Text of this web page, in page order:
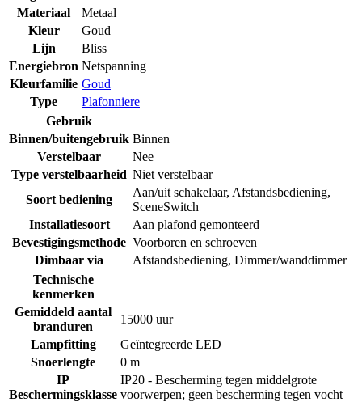
Materiaal
Metaal
Kleur
Goud
Lijn
Bliss
Energiebron Netspanning
Kleurfamilie Goud
Type
Plafonniere
Gebruik
Binnen/buitengebruik Binnen
Verstelbaar
Nee
Type verstelbaarheid Niet verstelbaar
Soort bediening
Aan/uit schakelaar, Afstandsbediening,
SceneSwitch
Installatiesoort
Aan plafond gemonteerd
Bevestigingsmethode Voorboren en schroeven
Dimbaar via
Afstandsbediening, Dimmer/wanddimmer
Technische
kenmerken
Gemiddeld aantal
branduren
15000 uur
Lampfitting
Geïntegreerde LED
Snoerlengte
0 m
IP
Beschermingsklasse
IP20 - Bescherming tegen middelgrote
voorwerpen; geen bescherming tegen vocht